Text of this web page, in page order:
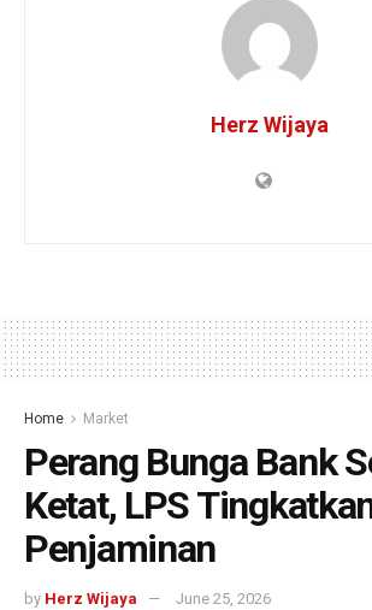
Herz Wijaya
Home Market
Perang Bunga Bank
Ketat, LPS
Penjaminan
by Herz Wijaya June 25, 2026